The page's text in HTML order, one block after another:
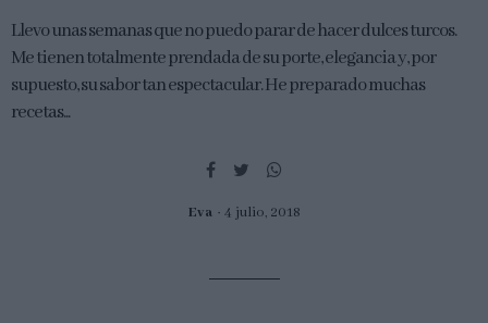
Llevo unas semanas que no puedo parar de hacer dulces turcos.
Me tienen totalmente prendada de su porte, elegancia y, por
supuesto, su sabor tan espectacular. He preparado muchas
recetas...
Eva 4 julio, 2018